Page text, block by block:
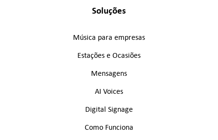
Soluções
Música para empresas
Estações e Ocasiões
Mensagens
AI Voices
Digital Signage
Como Funciona